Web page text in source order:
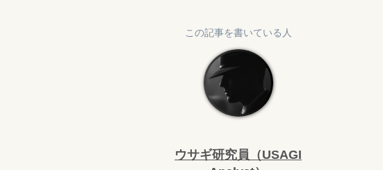
この記事を書いている人
ウサギ研究員（USAGI